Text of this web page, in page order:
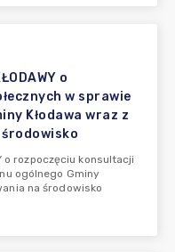
o
w sprawie
Kłodawa wraz z
o rozpoczęciu konsultacji
ogólnego Gminy
na środowisko